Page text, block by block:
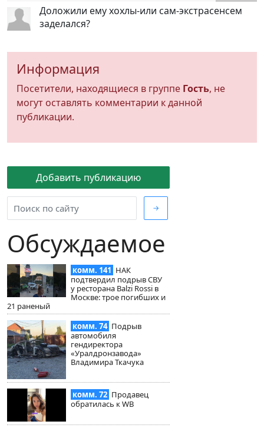
Добавить публикацию
→
Обсуждаемое
комм. 141 НАК
подтвердил подрыв СВУ
у ресторана Balzi Rossi в
Москве: трое погибших и
21 раненый
комм. 74 Подрыв
автомобиля
гендиректора
«Уралдронзавода»
Владимира Ткачука
комм. 72 Продавец
обратилась к WB
Доложили ему хохлы-или сам-экстрасенсем
заделался?
Информация
Посетители, находящиеся в группе Гость, не
могут оставлять комментарии к данной
публикации.